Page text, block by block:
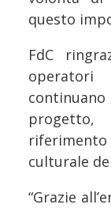
questo
FdC
culturale
“Grazie